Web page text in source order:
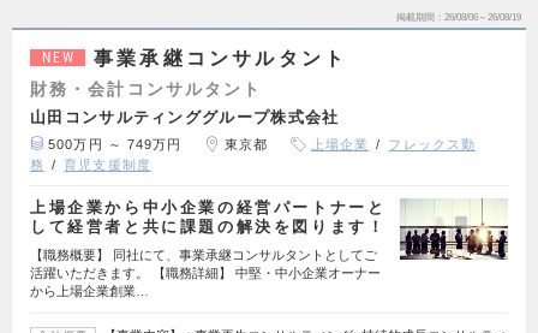
掲載期間 26/08/06～26/08/19
NEW 事業承継コンサルタント
財務・会計コンサルタント
山田コンサルティンググループ株式会社
500万円 ～ 749万円 東京都 上場企業
フレックス勤
務
育児支援制度
上場企業から中小企業の経営パートナーと
して経営者と共に課題の解決を図ります！
【職務概要】 同社にて、事業承継コンサルタントとしてご
活躍いただきます。 【職務詳細】 中堅・中小企業オーナー
から上場企業創業…